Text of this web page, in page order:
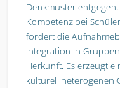
Denkmuster
Kompetenz bei
fördert die
Integration in
Herkunft. Es erzeugt
kulturell heterogenen